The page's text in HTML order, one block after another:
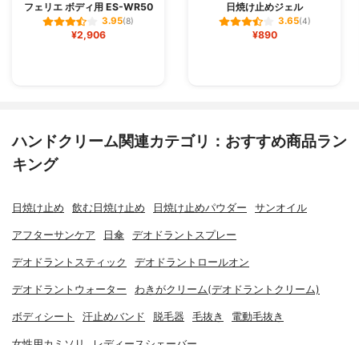
フェリエ ボディ用 ES-WR50
3.95(8)
¥2,906
日焼け止めジェル
3.65(4)
¥890
ハンドクリーム関連カテゴリ：おすすめ商品ラン
キング
日焼け止め 飲む日焼け止め 日焼け止めパウダー サンオイル
アフターサンケア 日傘 デオドラントスプレー
デオドラントスティック デオドラントロールオン
デオドラントウォーター わきがクリーム(デオドラントクリーム)
ボディシート 汗止めバンド 脱毛器 毛抜き 電動毛抜き